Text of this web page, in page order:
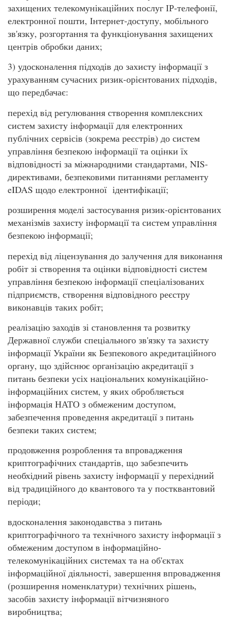
захищених телекомунікаційних послуг ІР-телефонії,
електронної пошти, Інтернет-доступу, мобільного
зв'язку, розгортання та функціонування захищених
центрів обробки даних;
3) удосконалення підходів до захисту інформації з
урахуванням сучасних ризик-орієнтованих підходів,
що передбачає:
перехід від регулювання створення комплексних
систем захисту інформації для електронних
публічних сервісів (зокрема реєстрів) до систем
управління безпекою інформації та оцінки їх
відповідності за міжнародними стандартами, NIS-
директивами, безпековими питаннями регламенту
eIDAS щодо електронної ідентифікації;
розширення моделі застосування ризик-орієнтованих
механізмів захисту інформації та систем управління
безпекою інформації;
перехід від ліцензування до залучення для виконання
робіт зі створення та оцінки відповідності систем
управління безпекою інформації спеціалізованих
підприємств, створення відповідного реєстру
виконавців таких робіт;
реалізацію заходів зі становлення та розвитку
Державної служби спеціального зв'язку та захисту
інформації України як Безпекового акредитаційного
органу, що здійснює організацію акредитації з
питань безпеки усіх національних комунікаційно-
інформаційних систем, у яких обробляється
інформація НАТО з обмеженим доступом,
забезпечення проведення акредитації з питань
безпеки таких систем;
продовження розроблення та впровадження
криптографічних стандартів, що забезпечить
необхідний рівень захисту інформації у перехідний
від традиційного до квантового та у постквантовий
періоди;
вдосконалення законодавства з питань
криптографічного та технічного захисту інформації з
обмеженим доступом в інформаційно-
телекомунікаційних системах та на об'єктах
інформаційної діяльності, завершення впровадження
(розширення номенклатури) технічних рішень,
засобів захисту інформації вітчизняного
виробництва;